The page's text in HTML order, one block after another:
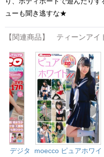
ューも聞き逃すな★
【関連商品】 ティーンアイ
＜デジタ
moecco ピュアホワイ